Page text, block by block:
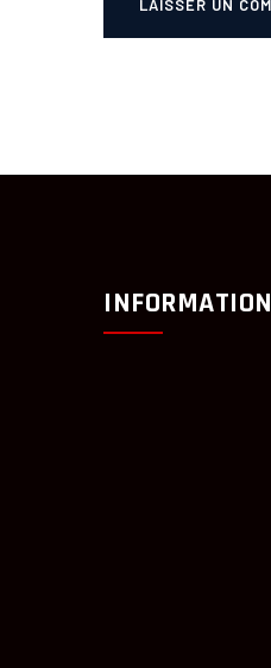
INFORMATION